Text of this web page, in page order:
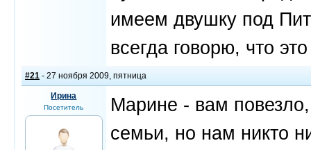
имеем двушку под
всегда говорю, что
#21 - 27 ноября 2009, пятница
Ирина
Посетитель
Марине - вам
семьи, но нам никто